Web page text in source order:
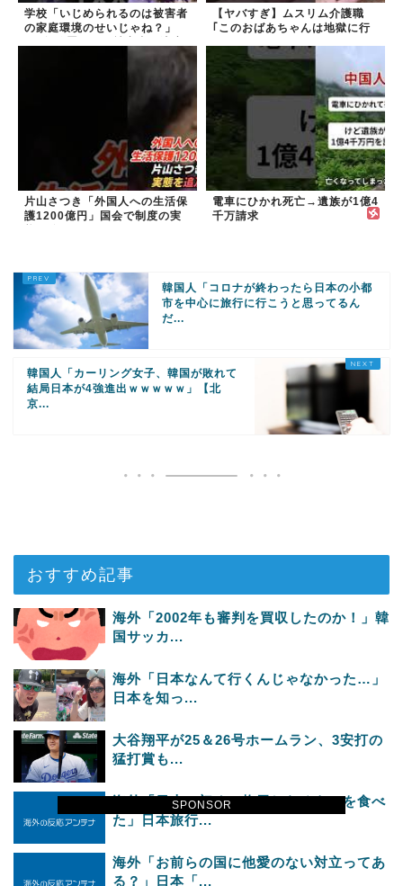
SPONSOR
学校「いじめられるのは被害者
の家庭環境のせいじゃね？」
【ヤバすぎ】ムスリム介護職
｢このおばあちゃんは地獄に行
片山さつき「外国人への生活保
護1200億円」国会で制度の実
電車にひかれ死亡→遺族が1億4
千万請求
韓国人「コロナが終わったら日本の小都
市を中心に旅行に行こうと思ってるん
だ...
韓国人「カーリング女子、韓国が敗れて
結局日本が4強進出ｗｗｗｗｗ」【北
京...
おすすめ記事
海外「2002年も審判を買収したのか！」韓
国サッカ...
海外「日本なんて行くんじゃなかった…」
日本を知っ...
大谷翔平が25＆26号ホームラン、3安打の
猛打賞も...
海外「日本で初めて梅干しなるものを食べ
た」日本旅行...
海外「お前らの国に他愛のない対立ってあ
る？」日本「...